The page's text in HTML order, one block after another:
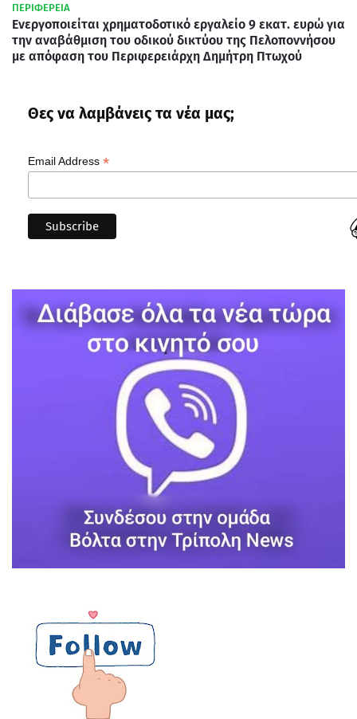
ΠΕΡΙΦΕΡΕΙΑ
Ενεργοποιείται χρηματοδοτικό εργαλείο 9 εκατ. ευρώ για
την αναβάθμιση του οδικού δικτύου της Πελοποννήσου
με απόφαση του Περιφερειάρχη Δημήτρη Πτωχού
Θες να λαμβάνεις τα νέα μας;
Email Address *